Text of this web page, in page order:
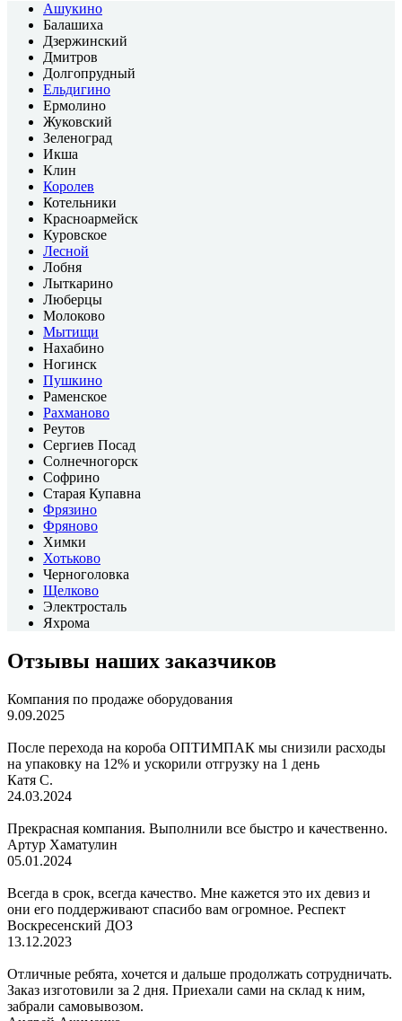
Ашукино
Балашиха
Дзержинский
Дмитров
Долгопрудный
Ельдигино
Ермолино
Жуковский
Зеленоград
Икша
Клин
Королев
Котельники
Красноармейск
Куровское
Лесной
Лобня
Лыткарино
Люберцы
Молоково
Мытищи
Нахабино
Ногинск
Пушкино
Раменское
Рахманово
Реутов
Сергиев Посад
Солнечногорск
Софрино
Старая Купавна
Фрязино
Фряново
Химки
Хотьково
Черноголовка
Щелково
Электросталь
Яхрома
Отзывы наших заказчиков
Компания по продаже оборудования
9.09.2025
После перехода на короба ОПТИМПАК мы снизили расходы
на упаковку на 12% и ускорили отгрузку на 1 день
Катя С.
24.03.2024
Прекрасная компания. Выполнили все быстро и качественно.
Артур Хаматулин
05.01.2024
Всегда в срок, всегда качество. Мне кажется это их девиз и
они его поддерживают спасибо вам огромное. Респект
Воскресенский ДОЗ
13.12.2023
Отличные ребята, хочется и дальше продолжать сотрудничать.
Заказ изготовили за 2 дня. Приехали сами на склад к ним,
забрали самовывозом.